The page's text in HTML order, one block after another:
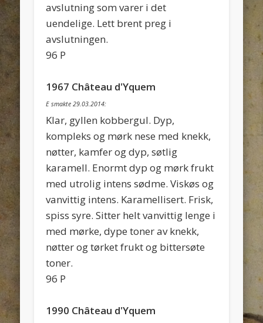
avslutning som varer i det
uendelige. Lett brent preg i
avslutningen.
96 P
1967 Château d'Yquem
E smakte 29.03.2014:
Klar, gyllen kobbergul. Dyp,
kompleks og mørk nese med knekk,
nøtter, kamfer og dyp, søtlig
karamell. Enormt dyp og mørk frukt
med utrolig intens sødme. Viskøs og
vanvittig intens. Karamellisert. Frisk,
spiss syre. Sitter helt vanvittig lenge i
med mørke, dype toner av knekk,
nøtter og tørket frukt og bittersøte
toner.
96 P
1990 Château d'Yquem